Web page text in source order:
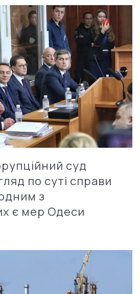
суд
по суті справи
з
є мер Одеси